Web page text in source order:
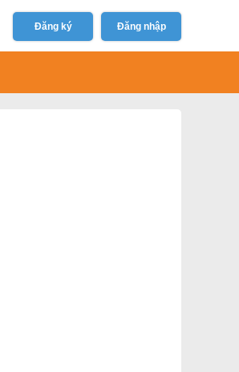
Đăng ký Đăng nhập